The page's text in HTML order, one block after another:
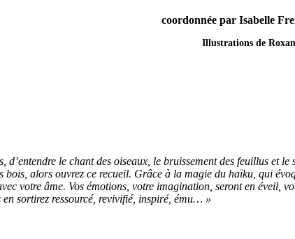
coordonnée par Isabelle
Illustrations de
d’entendre le chant des oiseaux, le bruissement des feuillus et
bois, alors ouvrez ce recueil. Grâce à la magie du haïku, qui
votre âme. Vos émotions, votre imagination, seront en
en sortirez ressourcé, revivifié, inspiré, ému… »